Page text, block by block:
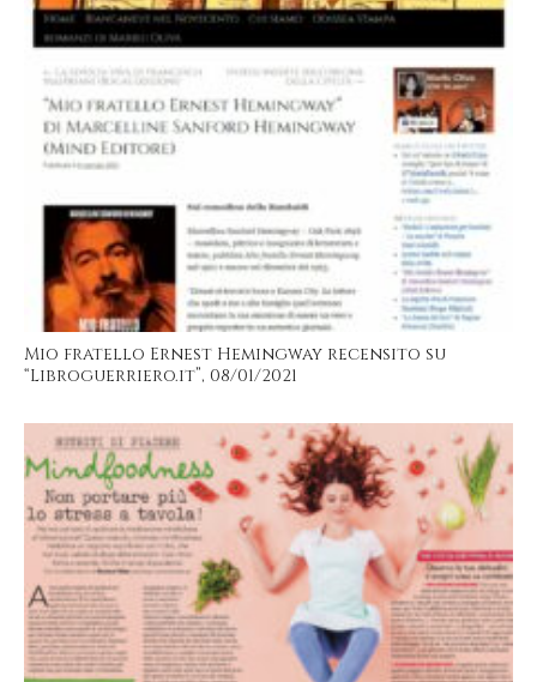
Mio fratello Ernest Hemingway recensito su
“Libroguerriero.it”, 08/01/2021